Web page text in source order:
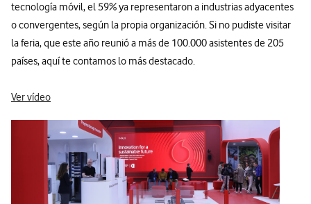
tecnología móvil, el 59% ya representaron a industrias adyacentes
o convergentes, según la propia organización. Si no pudiste visitar
la feria, que este año reunió a más de 100.000 asistentes de 205
países, aquí te contamos lo más destacado.
Ver vídeo